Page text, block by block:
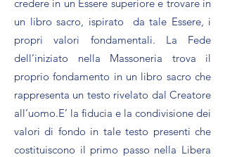
credere in un Essere superiore e trovare in
un libro sacro, ispirato da tale Essere, i
propri valori fondamentali. La Fede
dell’iniziato nella Massoneria trova il
proprio fondamento in un libro sacro che
rappresenta un testo rivelato dal Creatore
all’uomo.E’ la fiducia e la condivisione dei
valori di fondo in tale testo presenti che
costituiscono il primo passo nella Libera